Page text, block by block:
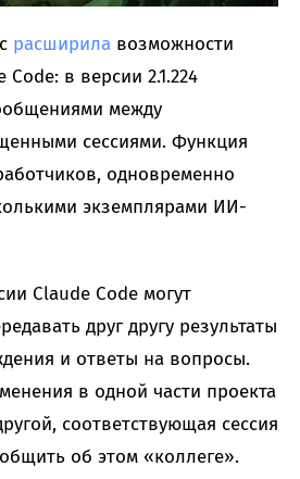
расширила возможности
в версии 2.1.224
между
сессиями. Функция
одновременно
экземплярами ИИ-
Claude Code могут
друг другу результаты
и ответы на вопросы.
в одной части проекта
соответствующая сессия
об этом «коллеге».